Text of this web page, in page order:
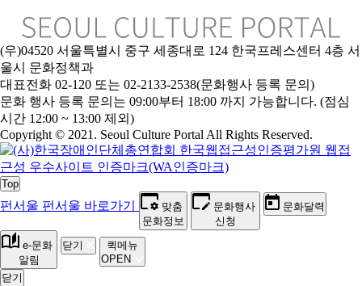
(우)04520 서울특별시 중구 세종대로 124 한국프레스센터 4층 서
울시 문화정책과
대표전화 02-120 또는 02-2133-2538(문화행사 등록 문의)
문화 행사 등록 문의는 09:00부터 18:00 까지 가능합니다. (점심
시간 12:00 ~ 13:00 제외)
Copyright © 2021. Seoul Culture Portal All Rights Reserved.
Top
펀서울 펀서울 바로가기
맞춤
문화정보
문화행사
신청
문화달력
e-문화
알림
닫기
퀵메뉴
OPEN
닫기